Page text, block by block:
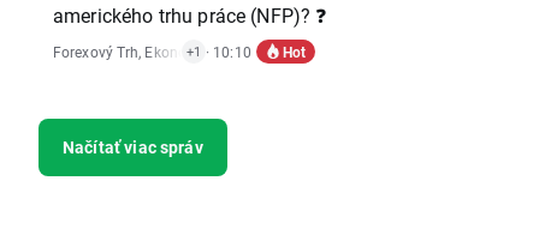
amerického trhu práce (NFP)? ❓
Forexový Trh, Ekonomické Reporty
+1 · 10:10 Hot
Načítať viac správ